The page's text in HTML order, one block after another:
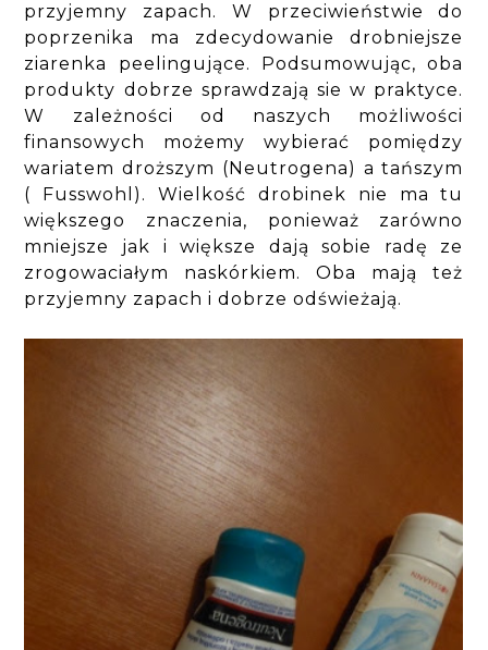
przyjemny zapach. W przeciwieństwie do
poprzenika ma zdecydowanie drobniejsze
ziarenka peelingujące. Podsumowując, oba
produkty dobrze sprawdzają sie w praktyce.
W zależności od naszych możliwości
finansowych możemy wybierać pomiędzy
wariatem droższym (Neutrogena) a tańszym
( Fusswohl). Wielkość drobinek nie ma tu
większego znaczenia, ponieważ zarówno
mniejsze jak i większe dają sobie radę ze
zrogowaciałym naskórkiem. Oba mają też
przyjemny zapach i dobrze odświeżają.